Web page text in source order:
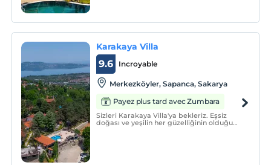
Karakaya Villa
Incroyable
9.6
Merkezköyler, Sapanca, Sakarya
Payez plus tard avec Zumbara
Sizleri Karakaya Villa'ya bekleriz. Eşsiz
doğası ve yeşilin her güzelliğinin olduğu